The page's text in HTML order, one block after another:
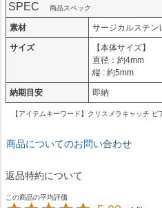
SPEC 商品スペック
素材 サージカルステン
サイズ
【本体サイズ】
直径：約4mm
縦 : 約5mm
納期目安 即納
【アイテムキーワード】クリスメラキャッチ ピ
商品についてのお問い合わせ
返品特約について